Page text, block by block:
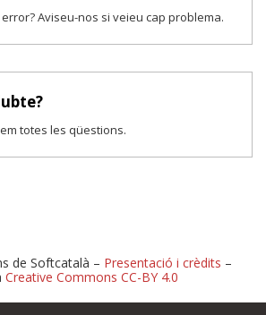
Aviseu-nos si veieu cap problema.
totes les qüestions.
de Softcatalà – Presentació i crèdits –
Creative Commons CC-BY 4.0